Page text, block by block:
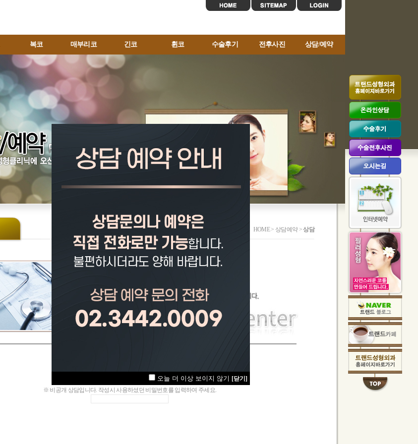
오늘 더 이상 보이지 않기 [닫기]
복코 매부리코 긴코 휜코 수술후기 전후사진 상담/예약
HOME > 상담예약 >상담
※ 비공개 상담입니다. 작성시 사용하셨던 비밀번호를 입력하여 주세요.